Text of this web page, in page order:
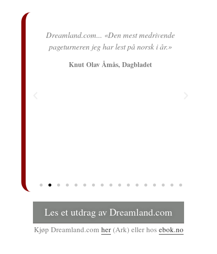
Dreamland.com... «Den mest medrivende
pageturneren jeg har lest på norsk i år.»
Knut Olav Åmås, Dagbladet
Les et utdrag av Dreamland.com
Kjøp Dreamland.com her(Ark) eller hos ebok.no